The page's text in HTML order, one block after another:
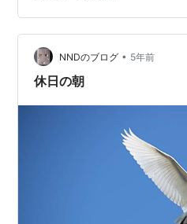
NNDのブログ • 5年前
休日の朝